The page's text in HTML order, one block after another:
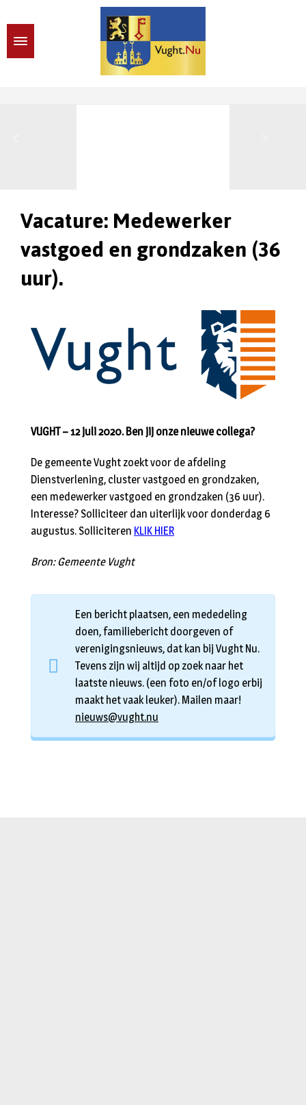
Vacature: Medewerker
vastgoed en grondzaken (36
uur).
VUGHT – 12 juli 2020. Ben jij onze nieuwe collega?
De gemeente Vught zoekt voor de afdeling
Dienstverlening, cluster vastgoed en grondzaken,
een medewerker vastgoed en grondzaken (36 uur).
Interesse? Solliciteer dan uiterlijk voor donderdag 6
augustus. Solliciteren KLIK HIER
Bron: Gemeente Vught
Een bericht plaatsen, een mededeling
doen, familiebericht doorgeven of
verenigingsnieuws, dat kan bij Vught Nu.
Tevens zijn wij altijd op zoek naar het
laatste nieuws. (een foto en/of logo erbij
maakt het vaak leuker). Mailen maar!
nieuws@vught.nu